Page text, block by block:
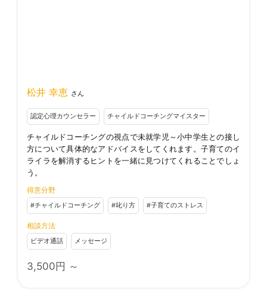
松井 幸恵 さん
認定心理カウンセラー チャイルドコーチングマイスター
チャイルドコーチングの視点で未就学児～小中学生との接し
方について具体的なアドバイスをしてくれます。子育てのイ
ライラを解消するヒントを一緒に見つけてくれることでしょ
う。
得意分野
#チャイルドコーチング #叱り方 #子育てのストレス
相談方法
ビデオ通話 メッセージ
3,500 円 ～